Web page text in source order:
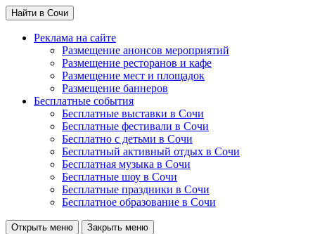
Найти в Сочи
Реклама на сайте
Размещение анонсов мероприятий
Размещение ресторанов и кафе
Размещение мест и площадок
Размещение баннеров
Бесплатные события
Бесплатные выставки в Сочи
Бесплатные фестивали в Сочи
Бесплатно с детьми в Сочи
Бесплатный активный отдых в Сочи
Бесплатная музыка в Сочи
Бесплатные шоу в Сочи
Бесплатные праздники в Сочи
Бесплатное образование в Сочи
Открыть меню Закрыть меню